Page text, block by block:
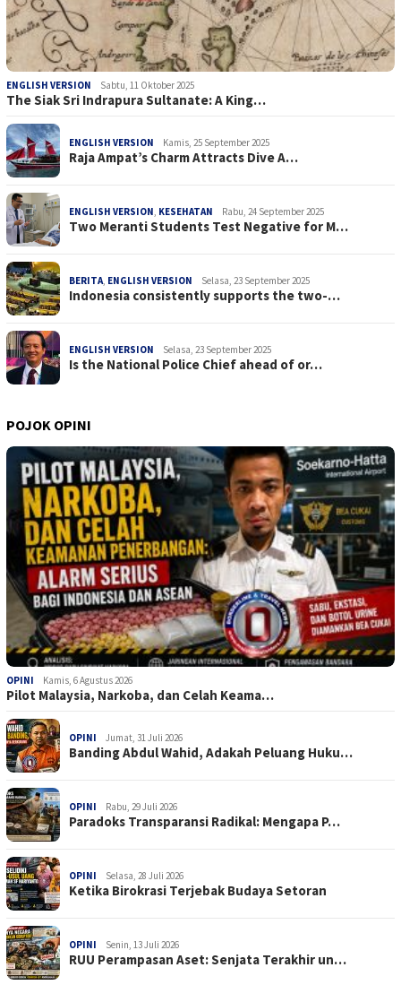
ENGLISH VERSION Sabtu, 11 Oktober 2025
The Siak Sri Indrapura Sultanate: A King…
ENGLISH VERSION Kamis, 25 September 2025
Raja Ampat’s Charm Attracts Dive A…
ENGLISH VERSION, KESEHATAN Rabu, 24 September 2025
Two Meranti Students Test Negative for M…
BERITA, ENGLISH VERSION Selasa, 23 September 2025
Indonesia consistently supports the two-…
ENGLISH VERSION Selasa, 23 September 2025
Is the National Police Chief ahead of or…
POJOK OPINI
OPINI Kamis, 6 Agustus 2026
Pilot Malaysia, Narkoba, dan Celah Keama…
OPINI Jumat, 31 Juli 2026
Banding Abdul Wahid, Adakah Peluang Huku…
OPINI Rabu, 29 Juli 2026
Paradoks Transparansi Radikal: Mengapa P…
OPINI Selasa, 28 Juli 2026
Ketika Birokrasi Terjebak Budaya Setoran
OPINI Senin, 13 Juli 2026
RUU Perampasan Aset: Senjata Terakhir un…